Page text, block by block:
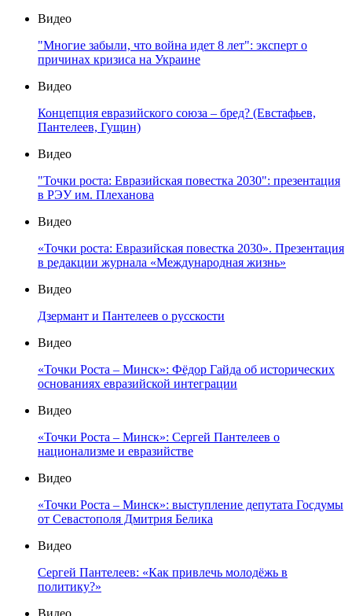
Видео
"Многие забыли, что война идет 8 лет": эксперт о
причинах кризиса на Украине
Видео
Концепция евразийского союза – бред? (Евстафьев,
Пантелеев, Гущин)
Видео
"Точки роста: Евразийская повестка 2030": презентация
в РЭУ им. Плеханова
Видео
«Точки роста: Евразийская повестка 2030». Презентация
в редакции журнала «Международная жизнь»
Видео
Дзермант и Пантелеев о русскости
Видео
«Точки Роста – Минск»: Фёдор Гайда об исторических
основаниях евразийской интеграции
Видео
«Точки Роста – Минск»: Сергей Пантелеев о
национализме и евразийстве
Видео
«Точки Роста – Минск»: выступление депутата Госдумы
от Севастополя Дмитрия Белика
Видео
Сергей Пантелеев: «Как привлечь молодёжь в
политику?»